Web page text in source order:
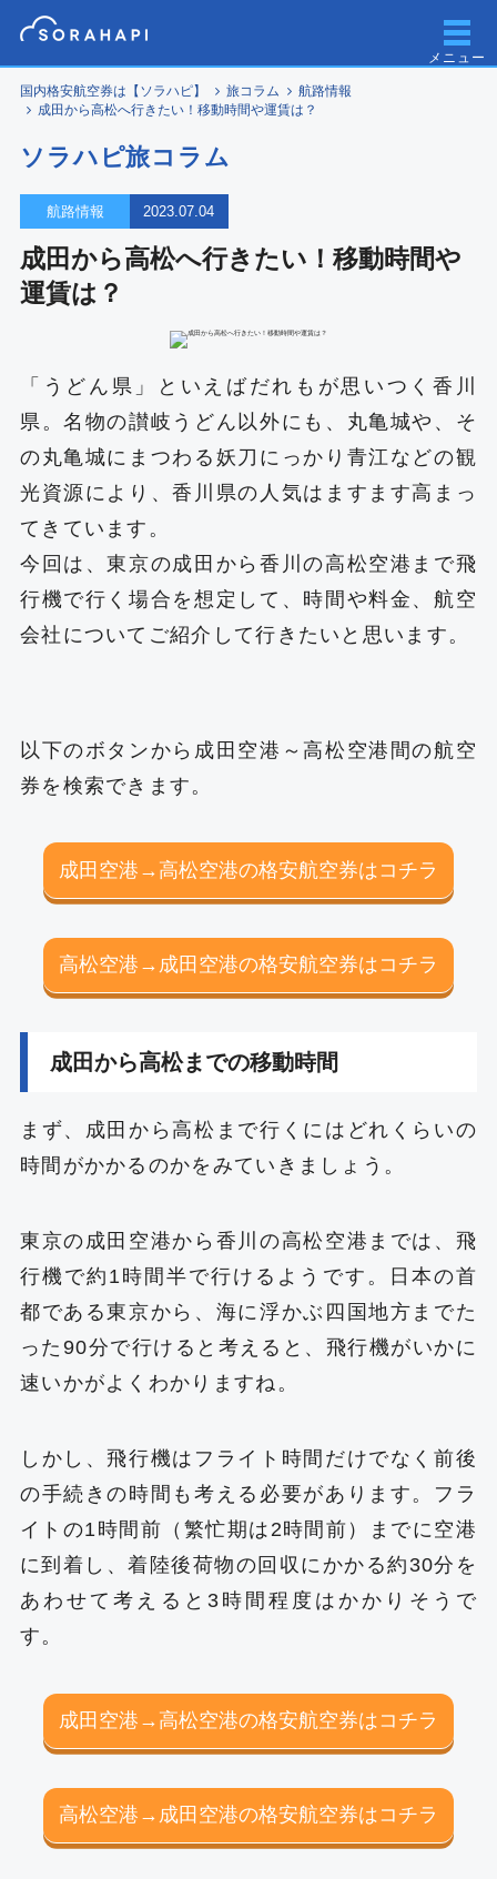
メニュー
国内格安航空券は【ソラハピ】 旅コラム
航路情報
成田から高松へ行きたい！移動時間や運賃は？
ソラハピ旅コラム
航路情報 2023.07.04
成田から高松へ行きたい！移動時間や
運賃は？
「うどん県」といえばだれもが思いつく香川
県。名物の讃岐うどん以外にも、丸亀城や、そ
の丸亀城にまつわる妖刀にっかり青江などの観
光資源により、香川県の人気はますます高まっ
てきています。
今回は、東京の成田から香川の高松空港まで飛
行機で行く場合を想定して、時間や料金、航空
会社についてご紹介して行きたいと思います。
以下のボタンから成田空港～高松空港間の航空
券を検索できます。
成田空港→高松空港の格安航空券はコチラ
高松空港→成田空港の格安航空券はコチラ
成田から高松までの移動時間
まず、成田から高松まで行くにはどれくらいの
時間がかかるのかをみていきましょう。
東京の成田空港から香川の高松空港までは、飛
行機で約1時間半で行けるようです。日本の首
都である東京から、海に浮かぶ四国地方までた
った90分で行けると考えると、飛行機がいかに
速いかがよくわかりますね。
しかし、飛行機はフライト時間だけでなく前後
の手続きの時間も考える必要があります。フラ
イトの1時間前（繁忙期は2時間前）までに空港
に到着し、着陸後荷物の回収にかかる約30分を
あわせて考えると3時間程度はかかりそうで
す。
成田空港→高松空港の格安航空券はコチラ
高松空港→成田空港の格安航空券はコチラ